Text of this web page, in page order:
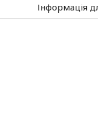
Інформація